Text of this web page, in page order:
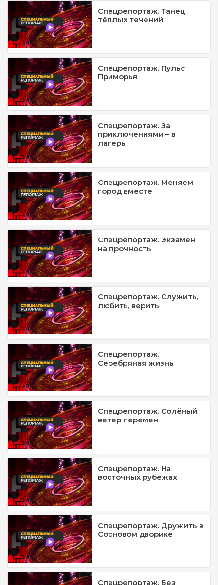
Спецрепортаж. Танец
тёплых течений
Спецрепортаж. Пульс
Приморья
Спецрепортаж. За
приключениями – в
лагерь
Спецрепортаж. Меняем
город вместе
Спецрепортаж. Экзамен
на прочность
Спецрепортаж. Служить,
любить, верить
Спецрепортаж.
Серебряная жизнь
Спецрепортаж. Солёный
ветер перемен
Спецрепортаж. На
восточных рубежах
Спецрепортаж. Дружить в
Сосновом дворике
Спецрепортаж. Без